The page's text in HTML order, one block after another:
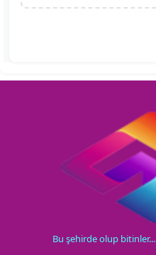
Bu şehirde olup bitinler...